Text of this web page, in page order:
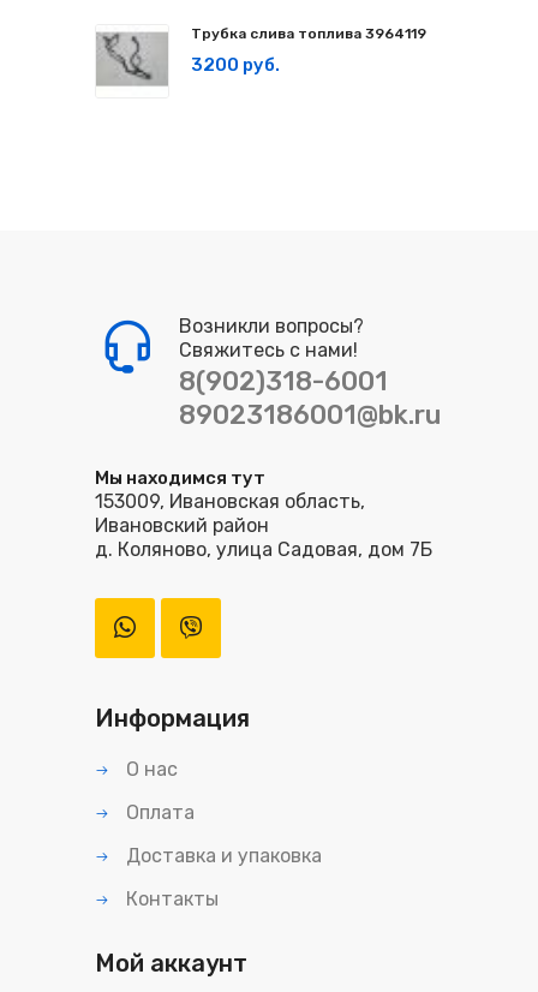
Трубка слива топлива 3964119
3200 руб.
Возникли вопросы?
Свяжитесь с нами!
8(902)318-6001
89023186001@bk.ru
Мы находимся тут
153009, Ивановская область,
Ивановский район
д. Коляново, улица Садовая, дом 7Б
Информация
О нас
Оплата
Доставка и упаковка
Контакты
Мой аккаунт